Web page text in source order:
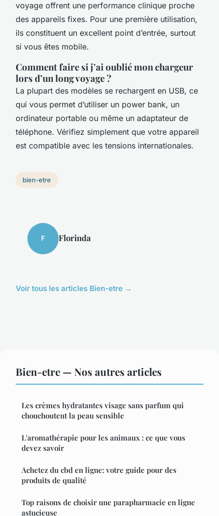
voyage offrent une performance clinique proche
des appareils fixes. Pour une première utilisation,
ils constituent un excellent point d’entrée, surtout
si vous êtes mobile.
Comment faire si j’ai oublié mon chargeur
lors d’un long voyage ?
La plupart des modèles se rechargent en USB, ce
qui vous permet d’utiliser un power bank, un
ordinateur portable ou même un adaptateur de
téléphone. Vérifiez simplement que votre appareil
est compatible avec les tensions internationales.
bien-etre
F Florinda
Voir tous les articles Bien-etre →
Bien-etre — Nos autres articles
Les crèmes hydratantes visage sans parfum qui
chouchoutent la peau sensible
L'aromathérapie pour les animaux : ce que vous
devez savoir
Achetez du cbd en ligne: votre guide pour des
produits de qualité
Top raisons de choisir une parapharmacie en ligne
astucieuse